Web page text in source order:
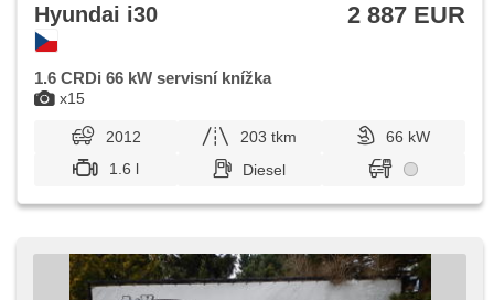
x15
Hyundai i30 2 887 EUR
1.6 CRDi 66 kW servisní knížka
2012 203 tkm
66 kW
1.6 l
Diesel